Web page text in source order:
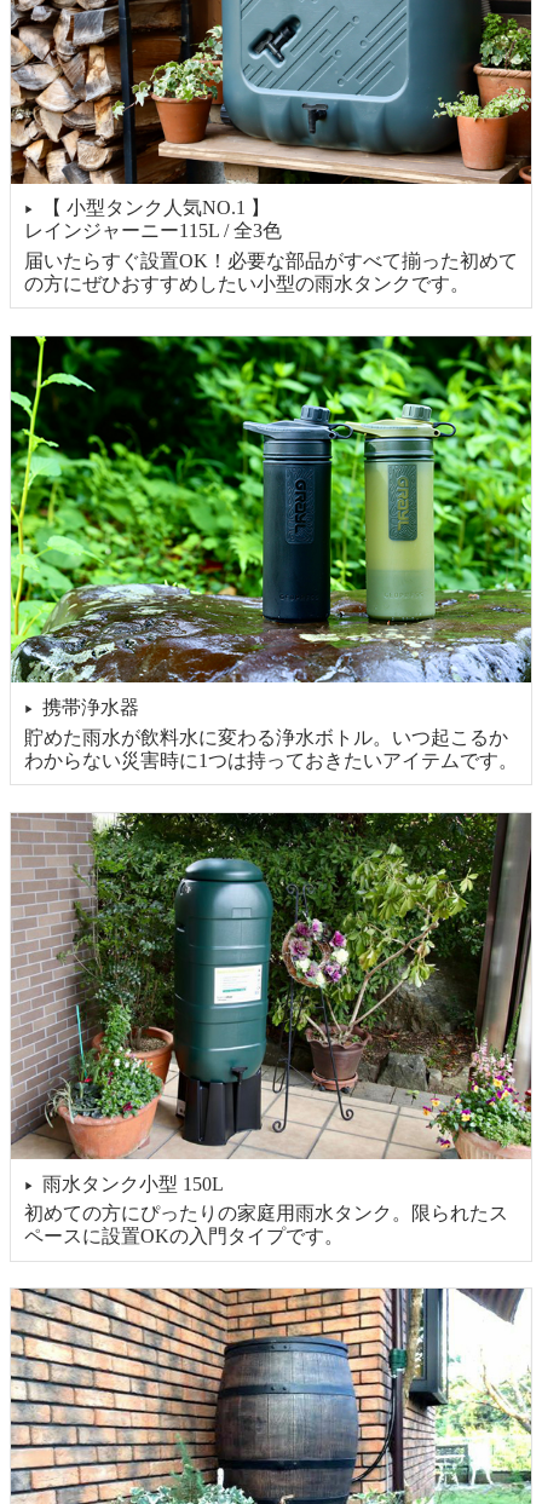
▶
【 小型タンク人気NO.1 】
レインジャーニー115L / 全3色
届いたらすぐ設置OK！必要な部品がすべて揃った初めて
の方にぜひおすすめしたい小型の雨水タンクです。
▶
携帯浄水器
貯めた雨水が飲料水に変わる浄水ボトル。いつ起こるか
わからない災害時に1つは持っておきたいアイテムです。
▶
雨水タンク小型 150L
初めての方にぴったりの家庭用雨水タンク。限られたス
ペースに設置OKの入門タイプです。